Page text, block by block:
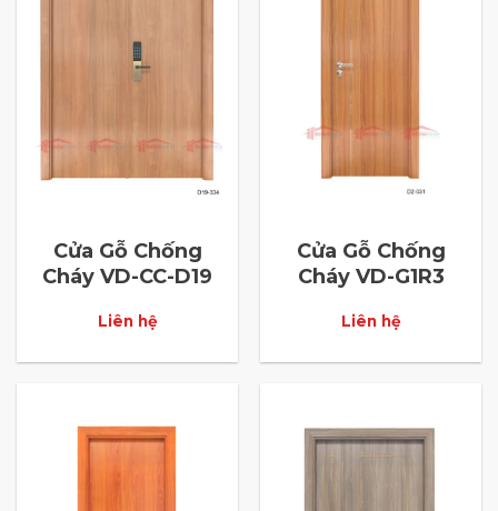
Cửa Gỗ Chống
Cháy VD-CC-D19
Liên hệ
Cửa Gỗ Chống
Cháy VD-G1R3
Liên hệ